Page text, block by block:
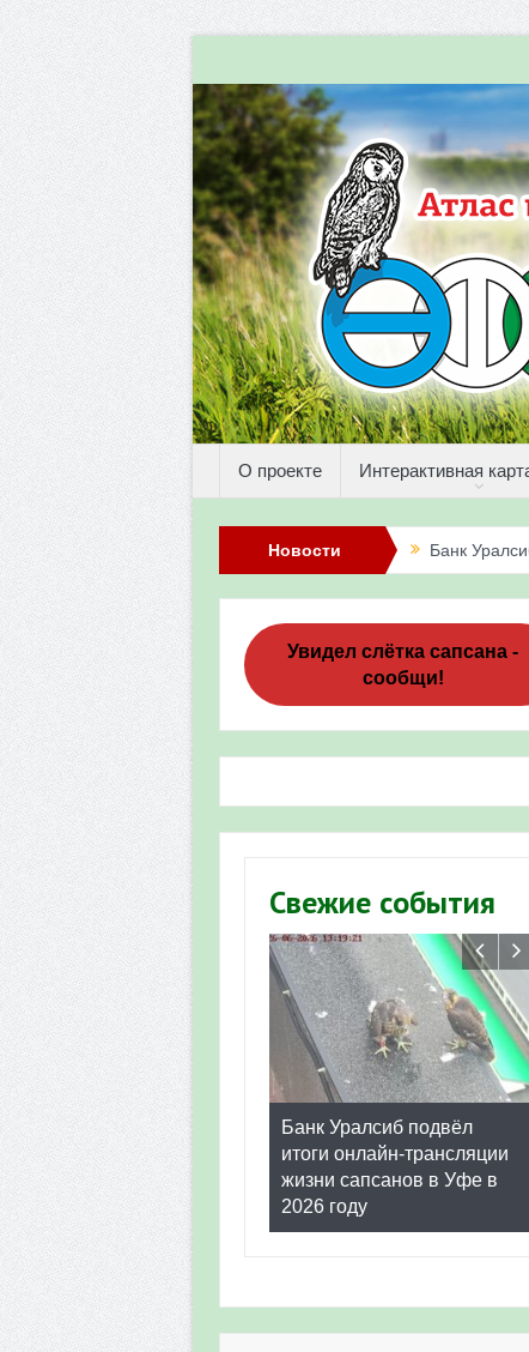
О проекте Интерактивная
Новости Банк
Итоги
Три
Итоги
«Весенняя
Участие
численности
«Весенняя
Увидел слётка сапсана -
сообщи!
Свежие события
Банк Уралсиб подвёл
итоги онлайн-трансляции
жизни сапсанов в Уфе в
2026 году